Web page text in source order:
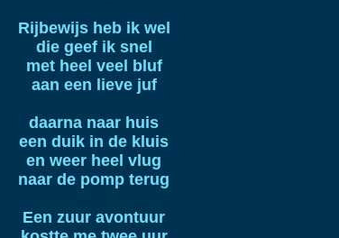
Rijbewijs heb ik wel
die geef ik snel
met heel veel bluf
aan een lieve juf
daarna naar huis
een duik in de kluis
en weer heel vlug
naar de pomp terug
Een zuur avontuur